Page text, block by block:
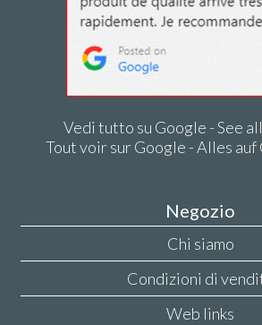
Vedi tutto su Google - See
Tout voir sur Google - Alles auf
Negozio
Chi siamo
Condizioni di
Web links